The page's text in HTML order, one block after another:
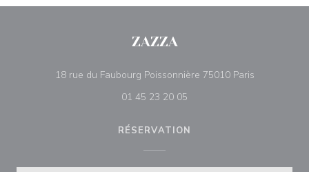
ZAZZA
18 rue du Faubourg Poissonnière 75010 Paris((ouvre une
01 45 23 20 05
RÉSERVATION